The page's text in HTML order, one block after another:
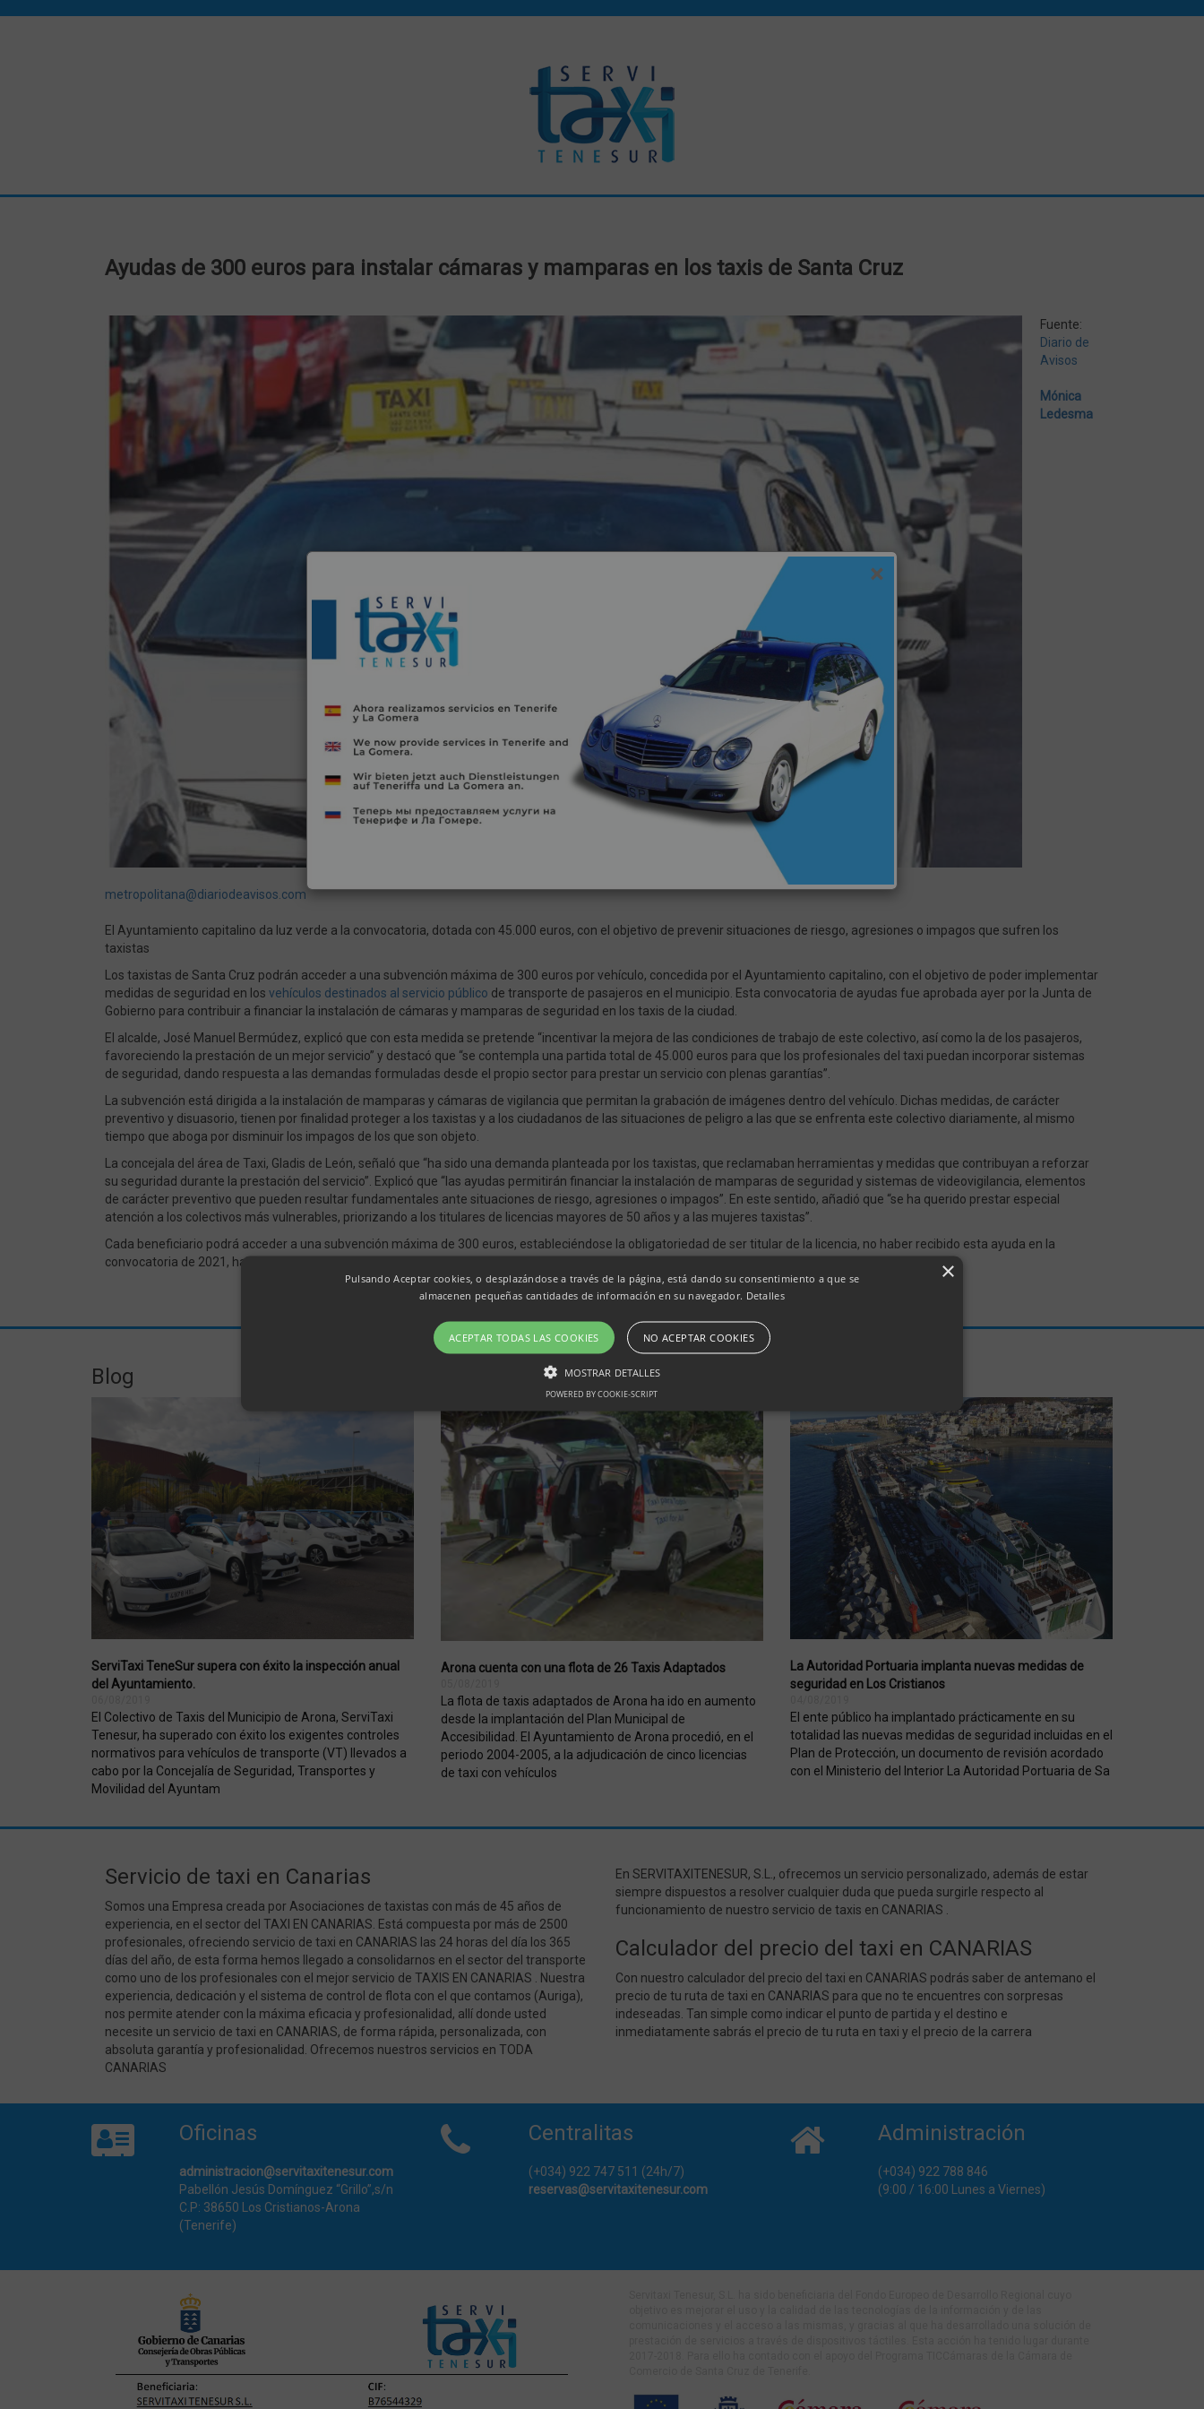
Ayudas de 300 euros para instalar cámaras y mamparas en los taxis de Santa Cruz
Fuente:
Diario de
Avisos
Mónica
Ledesma
metropolitana@diariodeavisos.com
El Ayuntamiento capitalino da luz verde a la convocatoria, dotada con 45.000 euros, con el objetivo de prevenir situaciones de riesgo, agresiones o impagos que sufren los
taxistas
Los taxistas de Santa Cruz podrán acceder a una subvención máxima de 300 euros por vehículo, concedida por el Ayuntamiento capitalino, con el objetivo de poder implementar
medidas de seguridad en los vehículos destinados al servicio público de transporte de pasajeros en el municipio. Esta convocatoria de ayudas fue aprobada ayer por la Junta de
Gobierno para contribuir a financiar la instalación de cámaras y mamparas de seguridad en los taxis de la ciudad.
El alcalde, José Manuel Bermúdez, explicó que con esta medida se pretende “incentivar la mejora de las condiciones de trabajo de este colectivo, así como la de los pasajeros,
favoreciendo la prestación de un mejor servicio” y destacó que “se contempla una partida total de 45.000 euros para que los profesionales del taxi puedan incorporar sistemas
de seguridad, dando respuesta a las demandas formuladas desde el propio sector para prestar un servicio con plenas garantías”.
La subvención está dirigida a la instalación de mamparas y cámaras de vigilancia que permitan la grabación de imágenes dentro del vehículo. Dichas medidas, de carácter
preventivo y disuasorio, tienen por finalidad proteger a los taxistas y a los ciudadanos de las situaciones de peligro a las que se enfrenta este colectivo diariamente, al mismo
tiempo que aboga por disminuir los impagos de los que son objeto.
La concejala del área de Taxi, Gladis de León, señaló que “ha sido una demanda planteada por los taxistas, que reclamaban herramientas y medidas que contribuyan a reforzar
su seguridad durante la prestación del servicio”. Explicó que “las ayudas permitirán financiar la instalación de mamparas de seguridad y sistemas de videovigilancia, elementos
de carácter preventivo que pueden resultar fundamentales ante situaciones de riesgo, agresiones o impagos”. En este sentido, añadió que “se ha querido prestar especial
atención a los colectivos más vulnerables, priorizando a los titulares de licencias mayores de 50 años y a las mujeres taxistas”.
Cada beneficiario podrá acceder a una subvención máxima de 300 euros, estableciéndose la obligatoriedad de ser titular de la licencia, no haber recibido esta ayuda en la
convocatoria de 2021, haber superado la inspección técnico-sanitaria anual obligatoria y estar dado de alta a terceros en el Ayuntamiento chicharrero.
Blog
ServiTaxi TeneSur supera con éxito la inspección anual
del Ayuntamiento.
El Colectivo de Taxis del Municipio de Arona, ServiTaxi
Tenesur, ha superado con éxito los exigentes controles
normativos para vehículos de transporte (VT) llevados a
cabo por la Concejalía de Seguridad, Transportes y
Movilidad del Ayuntam
Arona cuenta con una flota de 26 Taxis Adaptados
La flota de taxis adaptados de Arona ha ido en aumento
desde la implantación del Plan Municipal de
Accesibilidad. El Ayuntamiento de Arona procedió, en el
periodo 2004-2005, a la adjudicación de cinco licencias
de taxi con vehículos
La Autoridad Portuaria implanta nuevas medidas de
seguridad en Los Cristianos
El ente público ha implantado prácticamente en su
totalidad las nuevas medidas de seguridad incluidas en el
Plan de Protección, un documento de revisión acordado
con el Ministerio del Interior La Autoridad Portuaria de Sa
Servicio de taxi en Canarias
Somos una Empresa creada por Asociaciones de taxistas con más de 45 años de
experiencia, en el sector del TAXI EN CANARIAS. Está compuesta por más de 2500
profesionales, ofreciendo servicio de taxi en CANARIAS las 24 horas del día los 365
días del año, de esta forma hemos llegado a consolidarnos en el sector del transporte
como uno de los profesionales con el mejor servicio de TAXIS EN CANARIAS . Nuestra
experiencia, dedicación y el sistema de control de flota con el que contamos (Auriga),
nos permite atender con la máxima eficacia y profesionalidad, allí donde usted
necesite un servicio de taxi en CANARIAS, de forma rápida, personalizada, con
absoluta garantía y profesionalidad. Ofrecemos nuestros servicios en TODA
CANARIAS
En SERVITAXITENESUR, S.L., ofrecemos un servicio personalizado, además de estar
siempre dispuestos a resolver cualquier duda que pueda surgirle respecto al
funcionamiento de nuestro servicio de taxis en CANARIAS .
Calculador del precio del taxi en CANARIAS
Con nuestro calculador del precio del taxi en CANARIAS podrás saber de antemano el
precio de tu ruta de taxi en CANARIAS para que no te encuentres con sorpresas
indeseadas. Tan simple como indicar el punto de partida y el destino e
inmediatamente sabrás el precio de tu ruta en taxi y el precio de la carrera
Oficinas
administracion@servitaxitenesur.com
Pabellón Jesús Domínguez “Grillo”,s/n
C.P: 38650 Los Cristianos-Arona
(Tenerife)
Centralitas
(+034) 922 747 511 (24h/7)
reservas@servitaxitenesur.com
Administración
(+034) 922 788 846
(9:00 / 16:00 Lunes a Viernes)
×
Pulsando Aceptar cookies, o desplazándose a través de la página, está dando su consentimiento a que se
almacenen pequeñas cantidades de información en su navegador. Detalles
ACEPTAR TODAS LAS COOKIES NO ACEPTAR COOKIES
MOSTRAR DETALLES
Estrictamente necesarias Rendimiento Orientación
Las cookies estrictamente necesarias permiten la funcionalidad central del sitio web, como el inicio de sesión del usuario y la administración de
la cuenta. El sitio web no puede utilizarse correctamente sin las cookies estrictamente necesarias.
Nombre Dominio Vencimiento
Descripción
CookieScriptConsent
.servitaxitenesur.com 1 mes
El servicio Cookie-Script.com utiliza esta cookie para recordar las
preferencias de consentimiento de cookies del visitante. Es necesario
que el banner de cookies de Cookie-Script.com funcione
correctamente.
20 días 1
hora
Cookie establecida por aplicaciones de Adobe ColdFusion. Utilizada
junto con CFTOKEN, esta cookie ayuda a identificar de forma única un
dispositivo cliente (navegador) para permitir que el sitio mantenga las
variables de sesión del usuario. La forma en que se utilizan es
al cliente.
www.servitaxitenesur.com
20 días 1
hora
Cookie establecida por aplicaciones de Adobe ColdFusion. Utilizada
junto con CFID, esta cookie ayuda a identificar de forma única un
dispositivo cliente (navegador) para permitir que el sitio mantenga las
variables de sesión del usuario. La forma en que se utilizan es
específica del sitio. CFTOKEN contiene un número aleatorio para
identificar al cliente.
Nombre Dominio Vencimiento
Descripción
_ga
.servitaxitenesur.com
Este nombre de cookie está asociado con Google Universal Analytics, que es una
actualización significativa del servicio de análisis de Google más utilizado. Esta
cookie se utiliza para distinguir usuarios únicos asignando un número generado
aleatoriamente como identificador de cliente. Se incluye en cada solicitud de página
de un sitio y se utiliza para calcular los datos de visitantes, sesiones y campañas
para los informes de análisis de sitios. De forma predeterminada, caduca después
de 2 años, aunque los propietarios de sitios web pueden personalizarlo.
_gid
.servitaxitenesur.com 1 día
Este nombre de cookie está asociado con Google Universal Analytics. Esta parece
ser una nueva cookie y, a partir de la primavera de 2017, Google no ofrece
información. Parece almacenar y actualizar un valor único para cada página
visitada.
_gat_gtag_UA_161404141_1
This cookie is part of Google Analytics and is used to limit requests
(throttle request rate).
POWERED BY COOKIE-SCRIPT
×